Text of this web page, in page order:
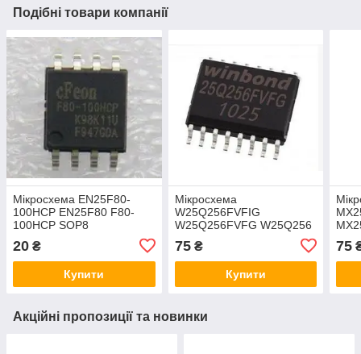
Подібні товари компанії
Мікросхема EN25F80-
100HCP EN25F80 F80-
100HCP SOP8
20 ₴
Купити
Мікросхема
W25Q256FVFIG
W25Q256FVFG W25Q256
75₴
Купити
75
Акційні пропозиції та новинки